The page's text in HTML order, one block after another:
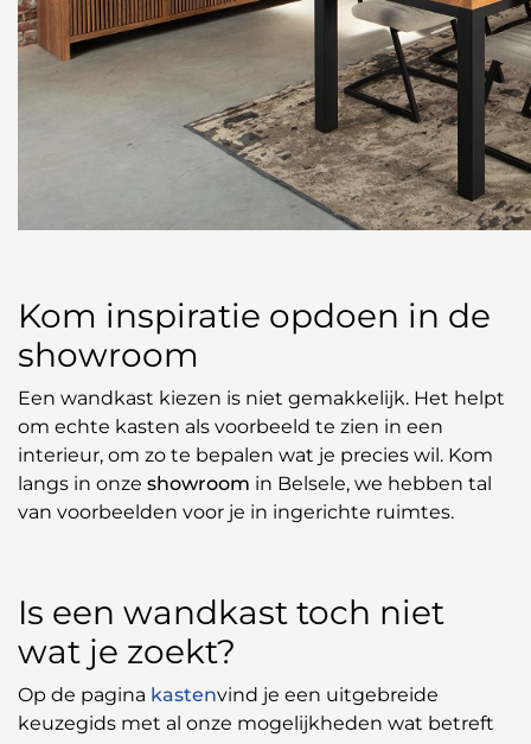
Kom inspiratie opdoen in de
showroom
Een wandkast kiezen is niet gemakkelijk. Het helpt
om echte kasten als voorbeeld te zien in een
interieur, om zo te bepalen wat je precies wil. Kom
langs in onze showroom in Belsele, we hebben tal
van voorbeelden voor je in ingerichte ruimtes.
Is een wandkast toch niet
wat je zoekt?
Op de pagina kastenvind je een uitgebreide
keuzegids met al onze mogelijkheden wat betreft